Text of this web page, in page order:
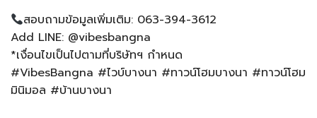
สอบถามข้อมูลเพิ่มเติม: 063-394-3612​
Add LINE: @vibesbangna​
*เงื่อนไขเป็นไปตามที่บริษัทฯ กำหนด​
#VibesBangna #ไวบ์บางนา #ทาวน์โฮมบางนา #ทาวน์โฮม
มินิมอล #บ้านบางนา